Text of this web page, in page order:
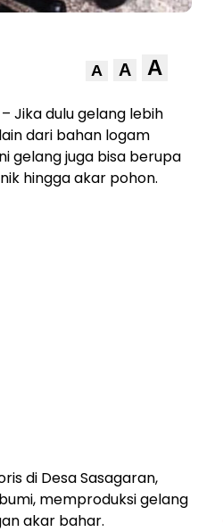
A A A
– Jika dulu gelang lebih
dari bahan logam
gelang juga bisa berupa
hingga akar pohon.
di Desa Sasagaran,
memproduksi gelang
akar bahar.